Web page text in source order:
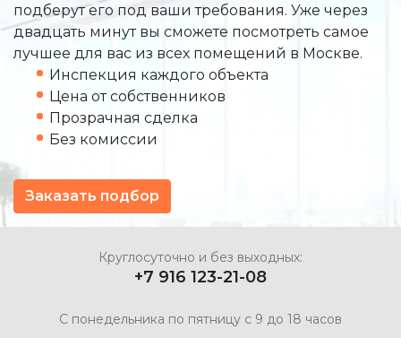
подберут его под ваши требования. Уже через
двадцать минут вы сможете посмотреть самое
лучшее для вас из всех помещений в Москве.
Инспекция каждого объекта
Цена от собственников
Прозрачная сделка
Без комиссии
Заказать подбор
Круглосуточно и без выходных:
+7 916 123-21-08
С понедельника по пятницу с 9 до 18 часов